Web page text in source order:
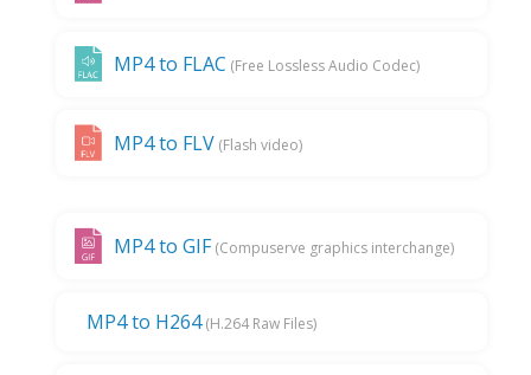
MP4 to FLAC (Free Lossless Audio Codec)
MP4 to FLV (Flash video)
MP4 to GIF (Compuserve graphics interchange)
MP4 to H264(H.264 Raw Files)